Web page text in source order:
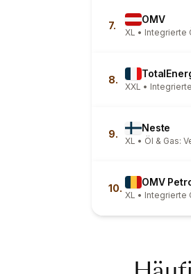
7.
OMV
XL • Integrierte
8.
XXL •
9.
Neste
XL • Öl & Gas:
10.
OMV
XL • Integrierte